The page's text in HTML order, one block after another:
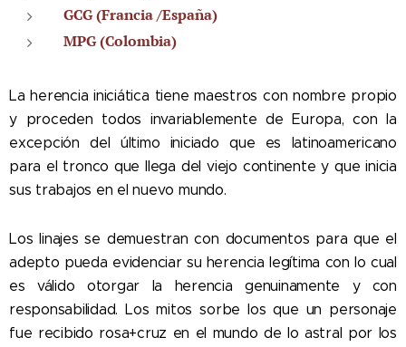
GCG (Francia /España)
MPG (Colombia)
La herencia iniciática tiene maestros con nombre propio
y proceden todos invariablemente de Europa, con la
excepción del último iniciado que es latinoamericano
para el tronco que llega del viejo continente y que inicia
sus trabajos en el nuevo mundo.
Los linajes se demuestran con documentos para que el
adepto pueda evidenciar su herencia legítima con lo cual
es válido otorgar la herencia genuinamente y con
responsabilidad. Los mitos sorbe los que un personaje
fue recibido rosa+cruz en el mundo de lo astral por los